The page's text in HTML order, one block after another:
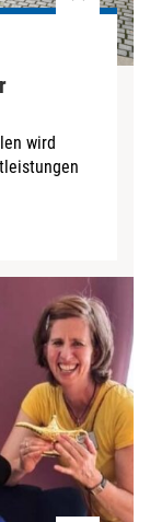
wird